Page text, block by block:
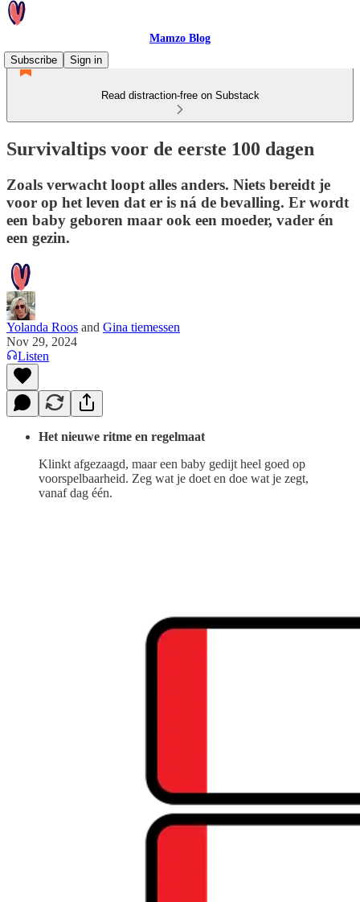
Mamzo Blog
Subscribe
Sign in
Read distraction-free on Substack
Survivaltips voor de eerste 100 dagen
Zoals verwacht loopt alles anders. Niets bereidt je
voor op het leven dat er is ná de bevalling. Er wordt
een baby geboren maar ook een moeder, vader én
een gezin.
Yolanda Roos and Gina tiemessen
Nov 29, 2024
Listen
Het nieuwe ritme en regelmaat
Klinkt afgezaagd, maar een baby gedijt heel goed op
voorspelbaarheid. Zeg wat je doet en doe wat je zegt,
vanaf dag één.